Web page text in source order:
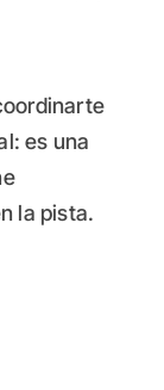
es una
la pista.